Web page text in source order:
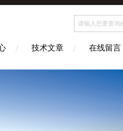
技术文章 在线留言